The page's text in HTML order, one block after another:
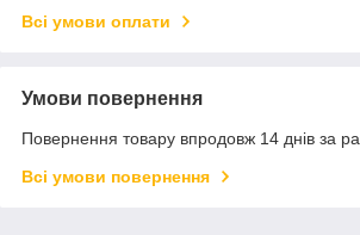
Всі умови оплати
Умови повернення
Повернення товару впродовж 14 днів за
Всі умови повернення